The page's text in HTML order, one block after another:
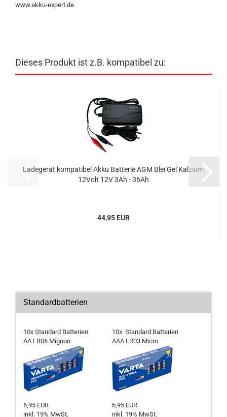
www.akku-expert.de
Dieses Produkt ist z.B. kompatibel zu:
Ladegerät kompatibel Akku Batterie AGM Blei Gel Kalzium
12Volt 12V 3Ah - 36Ah
44,95 EUR
Standardbatterien
10x Standard Batterien
AA LR06 Mignon
6,95 EUR
inkl. 19% MwSt.
10x Standard Batterien
AAA LR03 Micro
6,95 EUR
inkl. 19% MwSt.